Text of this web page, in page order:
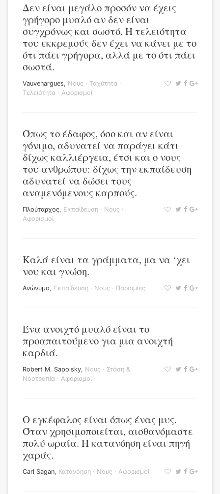
Δεν είναι μεγάλο προσόν να έχεις
γρήγορο μυαλό αν δεν είναι
συγχρόνως και σωστό. Η τελειότητα
του εκκρεμούς δεν έχει να κάνει με το
ότι πάει γρήγορα, αλλά με το ότι πάει
σωστά.
Vauvenargues, Νους · Ταχύτητα ·
Τελειότητα · Αφορισμοί
Όπως το έδαφος, όσο και αν είναι
γόνιμο, αδυνατεί να παράγει κάτι
δίχως καλλιέργεια, έτσι και ο νους
του ανθρώπου: δίχως την εκπαίδευση
αδυνατεί να δώσει τους
αναμενόμενους καρπούς.
Πλούταρχος, Εκπαίδευση · Νους ·
Αφορισμοί
Καλά είναι τα γράμματα, μα να ‘χει
νου και γνώση.
Ανώνυμο, Εκπαίδευση · Νους · Παροιμίες
Ένα ανοιχτό μυαλό είναι το
προαπαιτούμενο για μια ανοιχτή
καρδιά.
Robert M. Sapolsky, Νους · Στάση &
Νοοτροπία · Αφορισμοί
Ο εγκέφαλος είναι όπως ένας μυς.
Όταν χρησιμοποιείται, αισθανόμαστε
πολύ ωραία. Η κατανόηση είναι πηγή
χαράς.
Carl Sagan, Κατανόηση · Νους · Αφορισμοί